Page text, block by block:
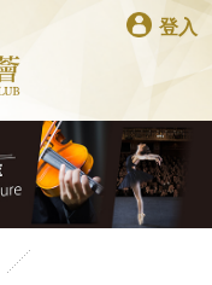
登入